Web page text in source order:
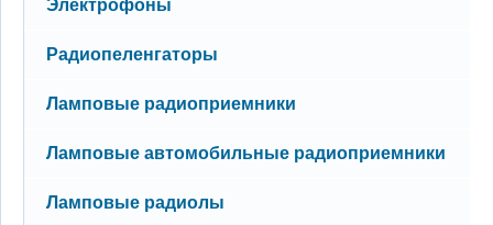
Электрофоны
Нет новых сообщений
Радиопеленгаторы
Нет новых сообщений
Ламповые радиоприемники
Нет новых сообщений
Ламповые автомобильные радиоприемники
Нет новых сообщений
Ламповые радиолы